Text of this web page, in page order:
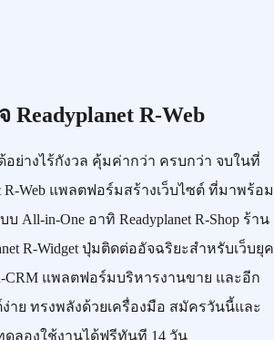
Readyplanet R-Web
อย่างไร้กังวล คุ้มค่ากว่า ครบกว่า จบในที่
R-Web แพลตฟอร์มสร้างเว็บไซต์ ที่มาพร้อม
บ All-in-Oneอาทิ Readyplanet R-Shopร้าน
R-Widgetปุ่มติดต่ออัจฉริยะสำหรับเว็บยุค
CRMแพลตฟอร์มบริหารงานขาย และอีก
าย ทรงพลังด้วยเครื่องมือ สมัครวันนี้และ
ดลองใช้งานได้ฟรีทันที 14 วัน